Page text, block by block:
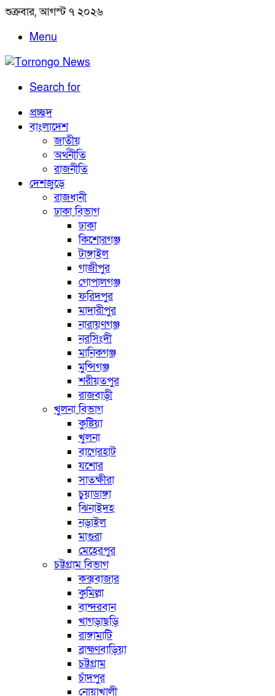
শুক্রবার, আগস্ট ৭ ২০২৬
Menu
Search for
প্রচ্ছদ
বাংলাদেশ
জাতীয়
অর্থনীতি
রাজনীতি
দেশজুড়ে
রাজধানী
ঢাকা বিভাগ
ঢাকা
কিশোরগঞ্জ
টাঙ্গাইল
গাজীপুর
গোপালগঞ্জ
ফরিদপুর
মাদারীপুর
নারায়ণগঞ্জ
নরসিংদী
মানিকগঞ্জ
মুন্সিগঞ্জ
শরীয়তপুর
রাজবাড়ী
খুলনা বিভাগ
কুষ্টিয়া
খুলনা
বাগেরহাট
যশোর
সাতক্ষীরা
চুয়াডাঙ্গা
ঝিনাইদহ
নড়াইল
মাগুরা
মেহেরপুর
চট্টগ্রাম বিভাগ
কক্সবাজার
কুমিল্লা
বান্দরবান
খাগড়াছড়ি
রাঙ্গামাটি
ব্রাহ্মণবাড়িয়া
চট্টগ্রাম
চাঁদপুর
নোয়াখালী